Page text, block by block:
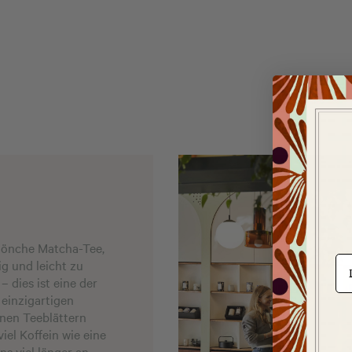
Matcha-Tee,
und leicht zu
dies ist eine der
Teeblättern
Koffein wie eine
e-